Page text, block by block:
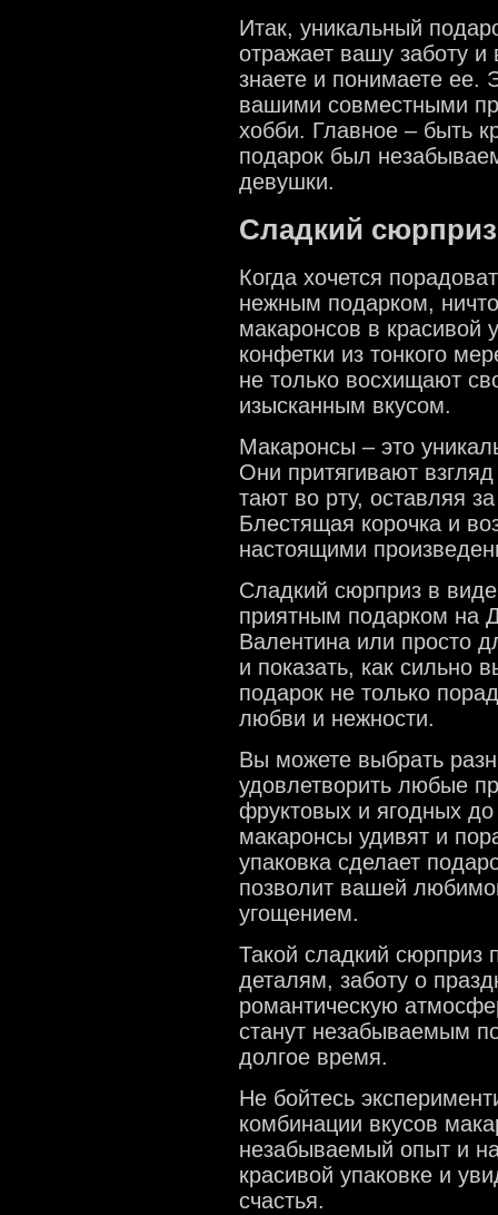
Итак, уникальный
отражает вашу заботу
знаете и понимаете ее.
вашими совместными
хобби. Главное – быть
подарок был
девушки.
Сладкий
Когда хочется
нежным подарком,
макаронсов в красивой
конфетки из тонкого
не только восхищают
изысканным вкусом.
Макаронсы – это
Они притягивают
тают во рту, оставляя
Блестящая корочка и
настоящими
Сладкий сюрприз в
приятным подарком на
Валентина или просто
и показать, как сильно
подарок не только
любви и нежности.
Вы можете выбрать
удовлетворить любые
фруктовых и ягодных
макаронсы удивят и
упаковка сделает
позволит вашей
угощением.
Такой сладкий сюрприз
деталям, заботу о
романтическую
станут незабываемым
долгое время.
Не бойтесь
комбинации вкусов
незабываемый опыт и
красивой упаковке и
счастья.